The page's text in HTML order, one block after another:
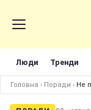
Люди Тренди
Головна › Поради › Не